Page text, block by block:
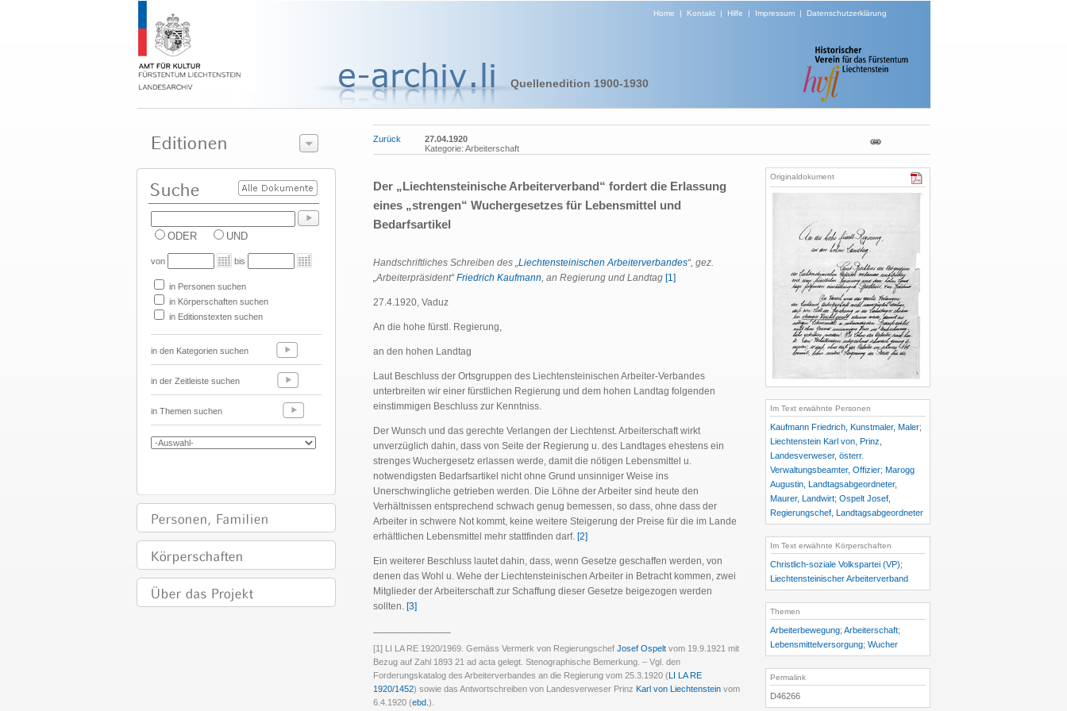
Home | Kontakt| Hilfe | Impressum| Datenschutzerklärung
Quellenedition 1900-1930
ODER UND
von bis
in Personen suchen
in Körperschaften suchen
in Editionstexten suchen
in den Kategorien suchen
in der Zeitleiste suchen
in Themen suchen
Zurück
27.04.1920
Kategorie: Arbeiterschaft
Der „Liechtensteinische Arbeiterverband“ fordert die Erlassung
eines „strengen“ Wuchergesetzes für Lebensmittel und
Bedarfsartikel
Handschriftliches Schreiben des „Liechtensteinischen Arbeiterverbandes“, gez.
„Arbeiterpräsident“Friedrich Kaufmann, an Regierung und Landtag [1]
27.4.1920, Vaduz
An die hohe fürstl. Regierung,
an den hohen Landtag
Laut Beschluss der Ortsgruppen des Liechtensteinischen Arbeiter-Verbandes
unterbreiten wir einer fürstlichen Regierung und dem hohen Landtag folgenden
einstimmigen Beschluss zur Kenntniss.
Der Wunsch und das gerechte Verlangen der Liechtenst. Arbeiterschaft wirkt
unverzüglich dahin, dass von Seite der Regierung u. des Landtages ehestens ein
strenges Wuchergesetz erlassen werde, damit die nötigen Lebensmittel u.
notwendigsten Bedarfsartikel nicht ohne Grund unsinniger Weise ins
Unerschwingliche getrieben werden. Die Löhne der Arbeiter sind heute den
Verhältnissen entsprechend schwach genug bemessen, so dass, ohne dass der
Arbeiter in schwere Not kommt, keine weitere Steigerung der Preise für die im Lande
erhältlichen Lebensmittel mehr stattfinden darf. [2]
Ein weiterer Beschluss lautet dahin, dass, wenn Gesetze geschaffen werden, von
denen das Wohl u. Wehe der Liechtensteinischen Arbeiter in Betracht kommen, zwei
Mitglieder der Arbeiterschaft zur Schaffung dieser Gesetze beigezogen werden
sollten. [3]
[1] LI LA RE 1920/1969. Gemäss Vermerk von Regierungschef Josef Ospelt vom 19.9.1921 mit
Bezug auf Zahl 1893 21 ad acta gelegt. Stenographische Bemerkung. – Vgl. den
Forderungskatalog des Arbeiterverbandes an die Regierung vom 25.3.1920 (LI LA RE
1920/1452) sowie das Antwortschreiben von Landesverweser Prinz Karl von Liechtenstein vom
6.4.1920 (ebd.).
Originaldokument
Im Text erwähnte Personen
Kaufmann Friedrich, Kunstmaler, Maler;
Liechtenstein Karl von, Prinz,
Landesverweser, österr.
Verwaltungsbeamter, Offizier; Marogg
Augustin, Landtagsabgeordneter,
Maurer, Landwirt; Ospelt Josef,
Regierungschef, Landtagsabgeordneter
Im Text erwähnte Körperschaften
Christlich-soziale Volkspartei (VP);
Liechtensteinischer Arbeiterverband
Themen
Arbeiterbewegung; Arbeiterschaft;
Lebensmittelversorgung; Wucher
Permalink
D46266